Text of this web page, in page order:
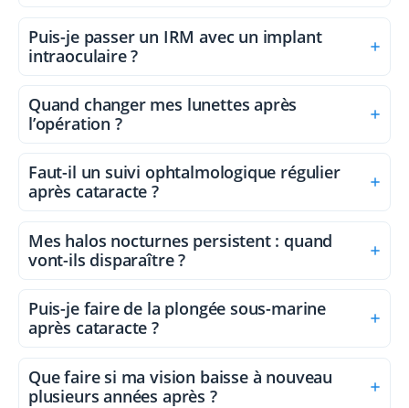
Puis-je passer un IRM avec un implant
intraoculaire ?
Quand changer mes lunettes après
l’opération ?
Faut-il un suivi ophtalmologique régulier
après cataracte ?
Mes halos nocturnes persistent : quand
vont-ils disparaître ?
Puis-je faire de la plongée sous-marine
après cataracte ?
Que faire si ma vision baisse à nouveau
plusieurs années après ?